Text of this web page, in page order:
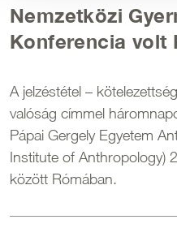
Nemzetközi
Konferencia volt
A jelzéstétel –
valóság címmel
Pápai Gergely Egyetem
Institute of Anthropology)
között Rómában.